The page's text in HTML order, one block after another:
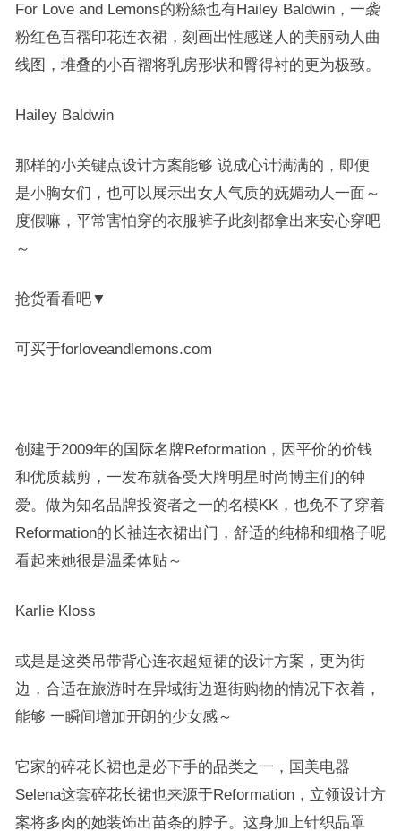
For Love and Lemons的粉絲也有Hailey Baldwin，一袭
粉红色百褶印花连衣裙，刻画出性感迷人的美丽动人曲
线图，堆叠的小百褶将乳房形状和臀得衬的更为极致。
Hailey Baldwin
那样的小关键点设计方案能够 说成心计满满的，即便
是小胸女们，也可以展示出女人气质的妩媚动人一面～
度假嘛，平常害怕穿的衣服裤子此刻都拿出来安心穿吧
～
抢货看看吧▼
可买于forloveandlemons.com
创建于2009年的国际名牌Reformation，因平价的价钱
和优质裁剪，一发布就备受大牌明星时尚博主们的钟
爱。做为知名品牌投资者之一的名模KK，也免不了穿着
Reformation的长袖连衣裙出门，舒适的纯棉和细格子呢
看起来她很是温柔体贴～
Karlie Kloss
或是是这类吊带背心连衣超短裙的设计方案，更为街
边，合适在旅游时在异域街边逛街购物的情况下衣着，
能够 一瞬间增加开朗的少女感～
它家的碎花长裙也是必下手的品类之一，国美电器
Selena这套碎花长裙也来源于Reformation，立领设计方
案将多肉的她装饰出苗条的脖子。这身加上针织品罩